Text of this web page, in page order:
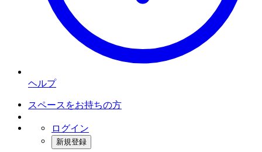
ヘルプ
スペースをお持ちの方
ログイン
新規登録